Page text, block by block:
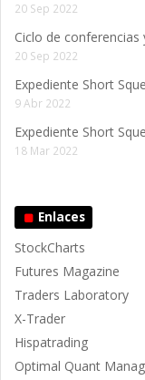
20 Sep 2022
Ciclo de conferencias
20 Sep 2022
Expediente Short
9 Abr 2022
Expediente Short
18 Mar 2022
Enlaces
StockCharts
Futures Magazine
Traders Laboratory
X-Trader
Hispatrading
Optimal Quant